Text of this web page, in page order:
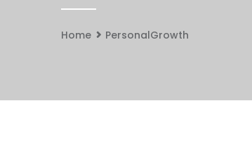
Home PersonalGrowth